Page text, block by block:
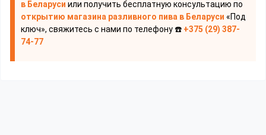
в Беларуси или получить бесплатную консультацию по
открытию магазина разливного пива в Беларуси «Под
ключ», свяжитесь с нами по телефону ☎️ +375 (29) 387-
74-77